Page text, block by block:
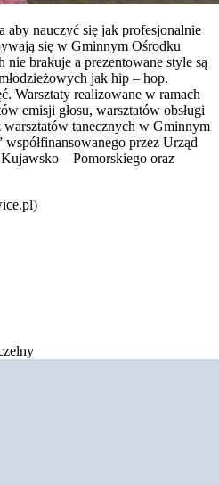
aby nauczyć się jak profesjonalnie
się w Gminnym Ośrodku
brakuje a prezentowane style są
jak hip – hop.
Warsztaty realizowane w ramach
emisji głosu, warsztatów obsługi
warsztatów tanecznych w Gminnym
przez Urząd
– Pomorskiego oraz